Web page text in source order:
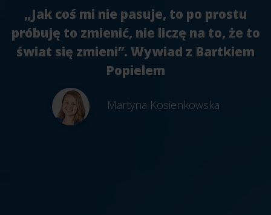
„Jak coś mi nie pasuje, to po prostu
próbuję to zmienić, nie liczę na to, że to
świat się zmieni”. Wywiad z Bartkiem
Popielem
Martyna Kosienkowska